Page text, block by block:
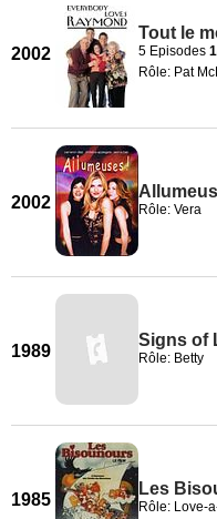
2002
Tout le
5 Episodes
Rôle: Pat
2002 Rôle: Vera
1989
Signs of
Rôle: Betty
1985
Les
Rôle: Love-